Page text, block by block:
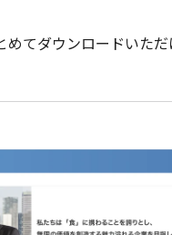
てダウンロードいただ